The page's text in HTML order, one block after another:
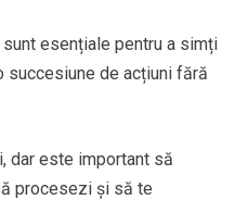
esențiale pentru a simți
succesiune de acțiuni fără
dar este important să
procesezi și să te